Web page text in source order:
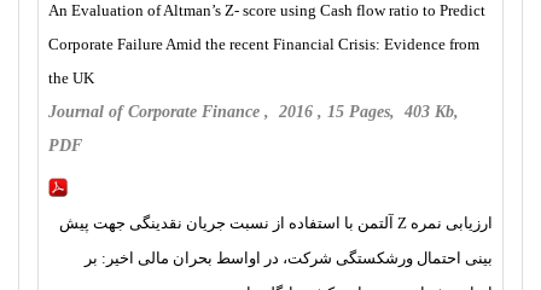
An Evaluation of Altman’s Z- score using Cash flow ratio to Predict
Corporate Failure Amid the recent Financial Crisis: Evidence from
the UK
Journal of Corporate Finance , 2016 , 15 Pages, 403 Kb,
PDF
ارزیابی نمره Z آلتمن با استفاده از نسبت جریان نقدینگی جهت پیش
بینی احتمال ورشکستگی شرکت، در اواسط بحران مالی اخیر: بر